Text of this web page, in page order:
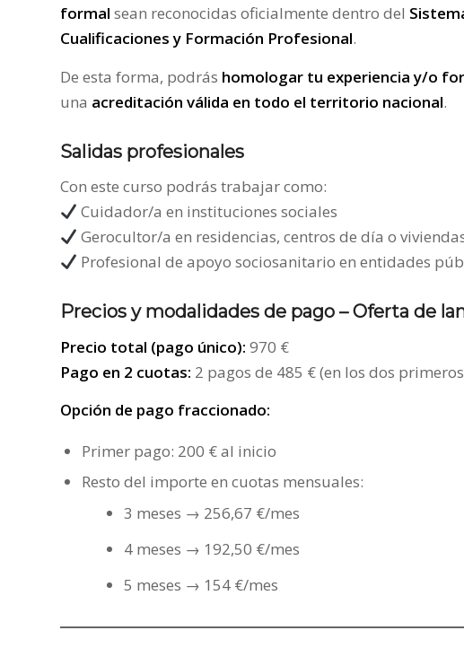
formal sean reconocidas oficialmente dentro del
Cualificaciones y Formación Profesional.
De esta forma, podrás homologar tu experiencia y/o
una acreditación válida en todo el territorio nacional.
Salidas profesionales
Con este curso podrás trabajar como:
Cuidador/a en instituciones sociales
Gerocultor/a en residencias, centros de día o
Profesional de apoyo sociosanitario en entidades
Precios y modalidades de pago –Oferta de
Precio total (pago único): 970 €
Pago en 2 cuotas: 2 pagos de 485 € (en los dos
Opción de pago fraccionado:
Primer pago: 200 € al inicio
Resto del importe en cuotas mensuales:
3 meses → 256,67 €/mes
4 meses → 192,50 €/mes
5 meses → 154 €/mes